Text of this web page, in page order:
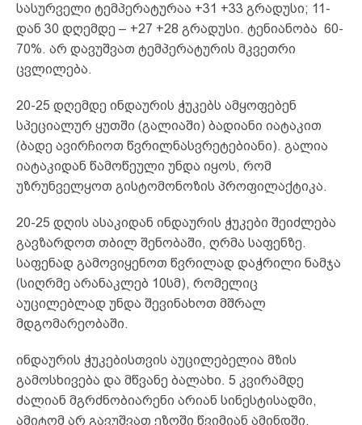
სასურველი ტემპერატურაა +31 +33 გრადუსი; 11-
დან 30 დღემდე – +27 +28 გრადუსი. ტენიანობა 60-
70%. არ დავუშვათ ტემპერატურის მკვეთრი
ცვლილება.
20-25 დღემდე ინდაურის ჭუკებს ამყოფებენ
სპეციალურ ყუთში (გალიაში) ბადიანი იატაკით
(ბადე ავირჩიოთ წვრილნასვრეტებიანი). გალია
იატაკიდან წამოწეული უნდა იყოს, რომ
უზრუნველყოთ გისტომონოზის პროფილაქტიკა.
20-25 დღის ასაკიდან ინდაურის ჭუკები შეიძლება
გავზარდოთ თბილ შენობაში, ღრმა საფენზე.
საფენად გამოვიყენოთ წვრილად დაჭრილი ნამჯა
(სიღრმე არანაკლებ 10სმ), რომელიც
აუცილებლად უნდა შევინახოთ მშრალ
მდგომარეობაში.
ინდაურის ჭუკებისთვის აუცილებელია მზის
გამოსხივება და მწვანე ბალახი. 5 კვირამდე
ძალიან მგრძნობიარენი არიან სინესტისადმი,
ამიტომ არ გავუშვათ ეზოში წვიმიან ამინდში,